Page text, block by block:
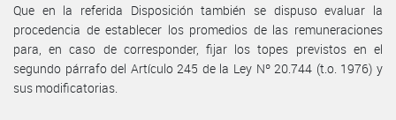
Que en la referida Disposición también se dispuso evaluar la
procedencia de establecer los promedios de las remuneraciones
para, en caso de corresponder, fijar los topes previstos en el
segundo párrafo del Artículo 245 de la Ley Nº 20.744 (t.o. 1976) y
sus modificatorias.